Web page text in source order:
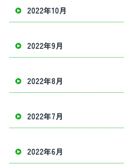
2022年10月
2022年9月
2022年8月
2022年7月
2022年6月